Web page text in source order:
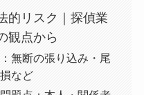
的リスク｜探偵業
観点から
無断の張り込み・尾
など